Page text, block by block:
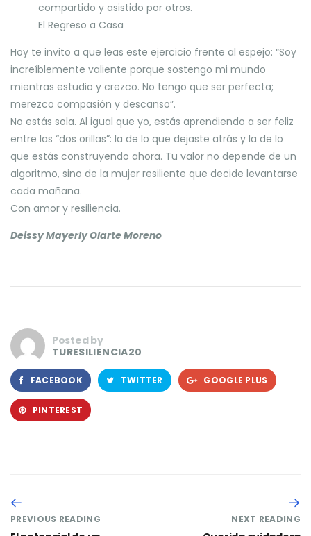
compartido y asistido por otros.
El Regreso a Casa
Hoy te invito a que leas este ejercicio frente al espejo: “Soy
increíblemente valiente porque sostengo mi mundo
mientras estudio y crezco. No tengo que ser perfecta;
merezco compasión y descanso”.
No estás sola. Al igual que yo, estás aprendiendo a ser feliz
entre las “dos orillas”: la de lo que dejaste atrás y la de lo
que estás construyendo ahora. Tu valor no depende de un
algoritmo, sino de la mujer resiliente que decide levantarse
cada mañana.
Con amor y resiliencia.
Deissy Mayerly Olarte Moreno
Posted by
TURESILIENCIA20
FACEBOOK TWITTER GOOGLE PLUS
PINTEREST
PREVIOUS READING NEXT READING